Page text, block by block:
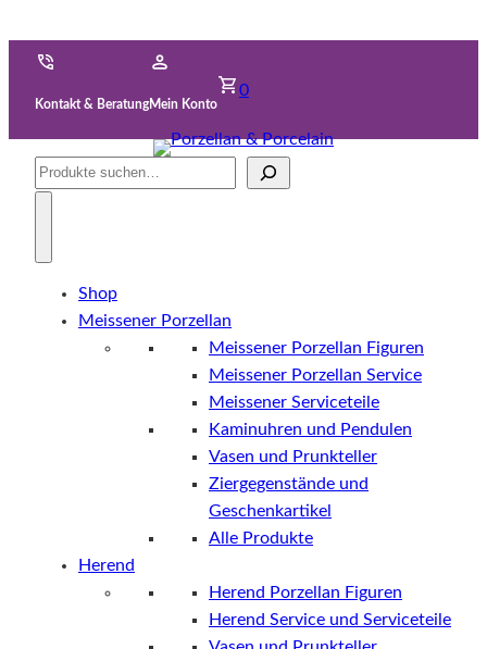
Kontakt & BeratungMein Konto
0
Suche
Shop
Meissener Porzellan
Meissener Porzellan Figuren
Meissener Porzellan Service
Meissener Serviceteile
Kaminuhren und Pendulen
Vasen und Prunkteller
Ziergegenstände und
Geschenkartikel
Alle Produkte
Herend
Herend Porzellan Figuren
Herend Service und Serviceteile